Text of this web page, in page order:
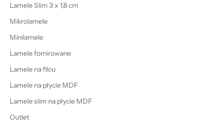
Lamele Slim 3 x 1,8 cm
Mikrolamele
Minilamele
Lamele fornirowane
Lamele na filcu
Lamele na płycie MDF
Lamele slim na płycie MDF
Outlet